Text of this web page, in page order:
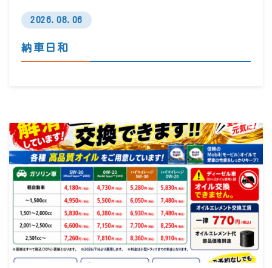
納車日和
2026.08.06